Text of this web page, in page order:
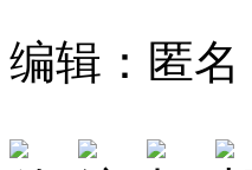
编辑：匿名